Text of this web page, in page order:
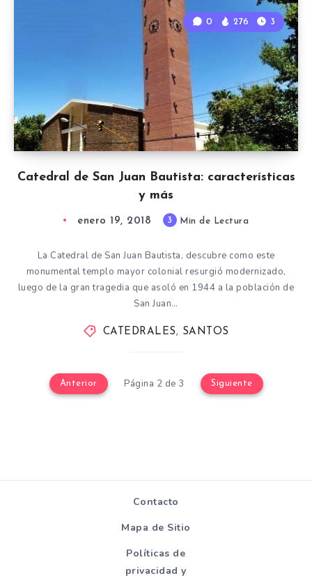
Catedral de San Juan Bautista: características
y más
0 276 3
enero 19, 2018 3 Min de Lectura
La Catedral de San Juan Bautista, descubre como este
monumental templo mayor colonial resurgió modernizado,
luego de la gran tragedia que asoló en 1944 a la población de
San Juan…
CATEDRALES , SANTOS
Anterior Página 2 de 3 Siguiente
Contacto
Mapa de Sitio
Políticas de
privacidad y